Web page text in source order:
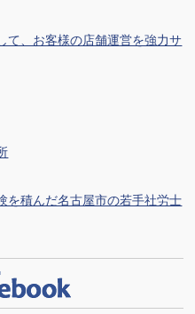
て、お客様の店舗運営を強力サ
を積んだ名古屋市の若手社労士